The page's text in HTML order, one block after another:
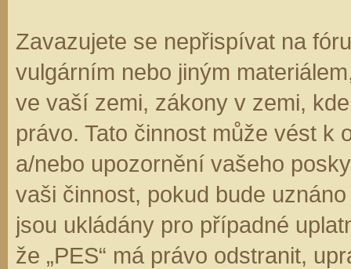
Zavazujete se nepřispívat na
vulgárním nebo jiným
ve vaší zemi, zákony v zemi,
právo. Tato činnost může vést k
a/nebo upozornění vašeho
vaši činnost, pokud bude
jsou ukládány pro případné
že „PES“ má právo odstranit,